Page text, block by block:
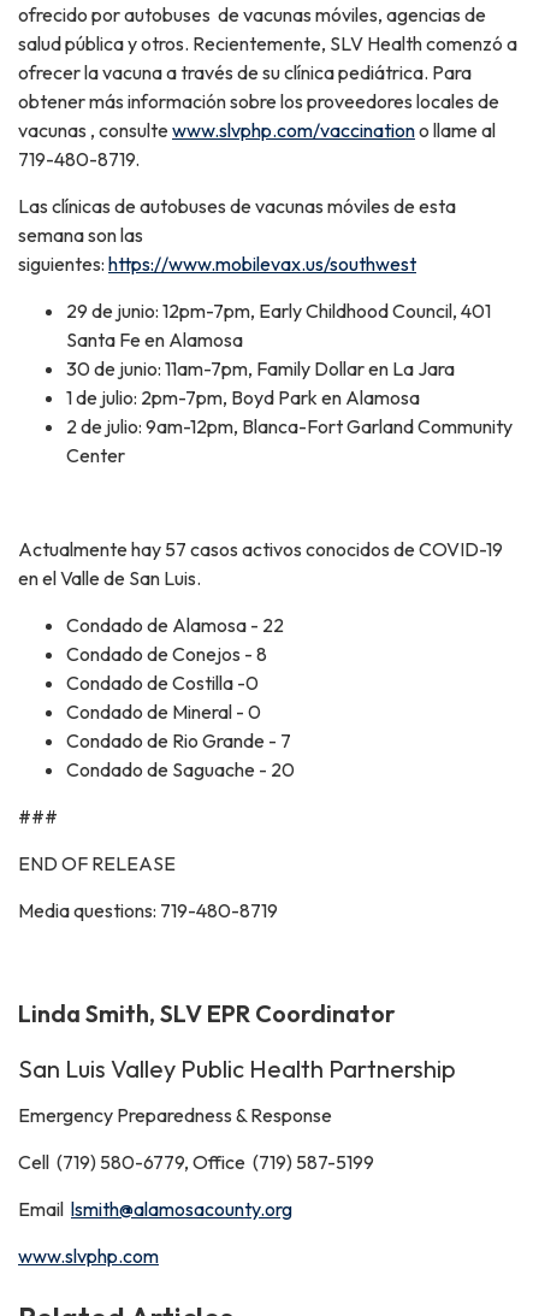
ofrecido por autobuses de vacunas móviles, agencias de
salud pública y otros. Recientemente, SLV Health comenzó a
ofrecer la vacuna a través de su clínica pediátrica. Para
obtener más información sobre los proveedores locales de
vacunas , consultewww.slvphp.com/vaccinationo llame al
719-480-8719.
Las clínicas de autobuses de vacunas móviles de esta
semana son las
siguientes: https://www.mobilevax.us/southwest
29 de junio: 12pm-7pm, Early Childhood Council, 401
Santa Fe en Alamosa
30 de junio: 11am-7pm, Family Dollar en La Jara
1 de julio: 2pm-7pm, Boyd Park en Alamosa
2 de julio: 9am-12pm, Blanca-Fort Garland Community
Center
Actualmente hay 57 casos activos conocidos de COVID-19
en el Valle de San Luis.
Condado de Alamosa - 22
Condado de Conejos - 8
Condado de Costilla -0
Condado de Mineral - 0
Condado de Rio Grande - 7
Condado de Saguache - 20
###
END OF RELEASE
Media questions: 719-480-8719
Linda Smith, SLV EPR Coordinator
San Luis Valley Public Health Partnership
Emergency Preparedness & Response
Cell (719) 580-6779, Office (719) 587-5199
Email lsmith@alamosacounty.org
www.slvphp.com